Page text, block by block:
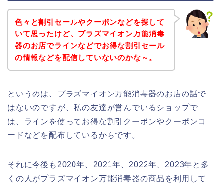
色々と割引セールやクーポンなどを探して
いて思ったけど、プラズマイオン万能消毒
器のお店でラインなどでお得な割引セール
の情報などを配信していないのかな～。
というのは、プラズマイオン万能消毒器のお店の話で
はないのですが、私の友達が営んでいるショップで
は、ラインを使ってお得な割引クーポンやクーポンコ
ードなどを配布しているからです。
それに今後も2020年、2021年、2022年、2023年と多
くの人がプラズマイオン万能消毒器の商品を利用して